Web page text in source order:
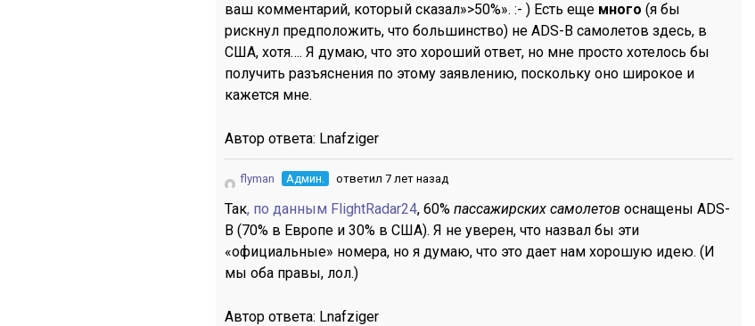
ваш комментарий, который сказал»>50%». :- ) Есть еще много (я бы
рискнул предположить, что большинство) не ADS-B самолетов здесь, в
США, хотя…. Я думаю, что это хороший ответ, но мне просто хотелось бы
получить разъяснения по этому заявлению, поскольку оно широкое и
кажется мне.
Автор ответа: Lnafziger
flyman Админ. ответил 7 лет назад
Так, по данным FlightRadar24, 60% пассажирских самолетов оснащены ADS-
B (70% в Европе и 30% в США). Я не уверен, что назвал бы эти
«официальные» номера, но я думаю, что это дает нам хорошую идею. (И
мы оба правы, лол.)
Автор ответа: Lnafziger